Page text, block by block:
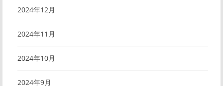
2024年12月
2024年11月
2024年10月
2024年9月